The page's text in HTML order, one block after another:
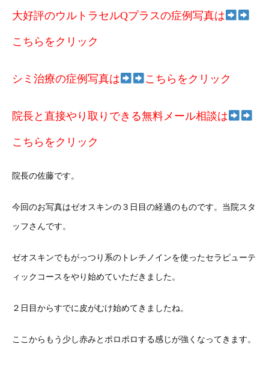
大好評のウルトラセルQプラスの症例写真は
こちらをクリック
シミ治療の症例写真は こちらをクリック
院長と直接やり取りできる無料メール相談は
こちらをクリック
院長の佐藤です。
今回のお写真はゼオスキンの３日目の経過のものです。当院スタ
ッフさんです。
ゼオスキンでもがっつり系のトレチノインを使ったセラピューテ
ィックコースをやり始めていただきました。
２日目からすでに皮がむけ始めてきましたね。
ここからもう少し赤みとポロポロする感じが強くなってきます。